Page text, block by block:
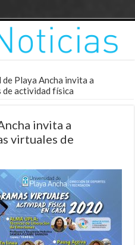
Playa Ancha invita a
actividad física
invita a
virtuales de